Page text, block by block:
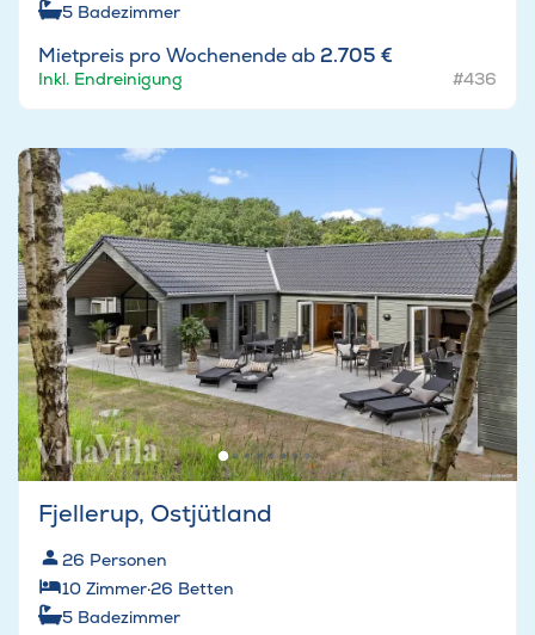
5 Badezimmer
Mietpreis pro Wochenende ab 2.705 €
Inkl. Endreinigung #436
Fjellerup, Ostjütland
26 Personen
10 Zimmer·26 Betten
5 Badezimmer